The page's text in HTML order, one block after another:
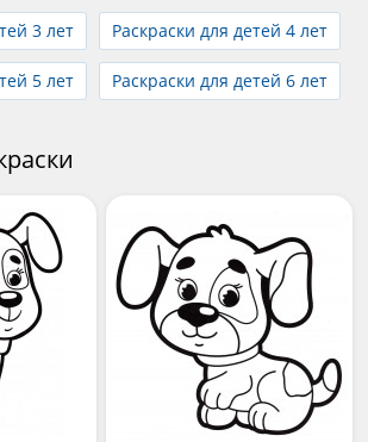
3 лет Раскраски для детей 4 лет
5 лет Раскраски для детей 6 лет